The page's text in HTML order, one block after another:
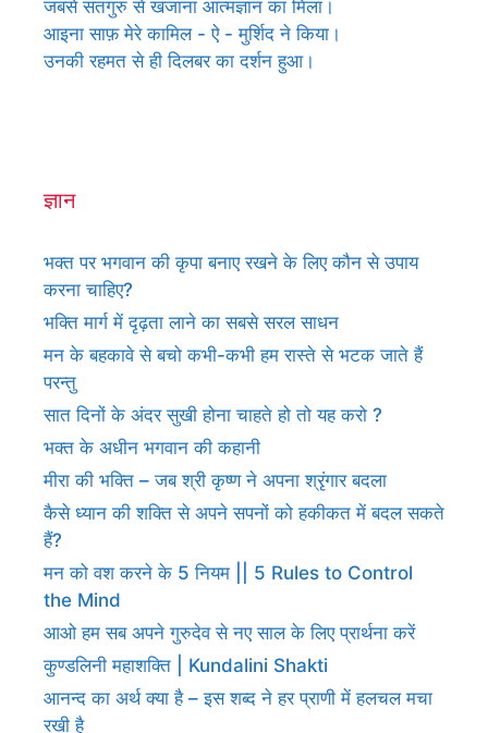
जबसे सतगुरु से खजाना आत्मज्ञान का मिला।
आइना साफ़ मेरे कामिल - ऐ - मुर्शिद ने किया।
उनकी रहमत से ही दिलबर का दर्शन हुआ।
ज्ञान
भक्त पर भगवान की कृपा बनाए रखने के लिए कौन से उपाय
करना चाहिए?
भक्ति मार्ग में दृढ़ता लाने का सबसे सरल साधन
मन के बहकावे से बचो कभी-कभी हम रास्ते से भटक जाते हैं
परन्तु
सात दिनों के अंदर सुखी होना चाहते हो तो यह करो ?
भक्त के अधीन भगवान की कहानी
मीरा की भक्ति – जब श्री कृष्ण ने अपना श्रृंगार बदला
कैसे ध्यान की शक्ति से अपने सपनों को हकीकत में बदल सकते
हैं?
मन को वश करने के 5 नियम || 5 Rules to Control
the Mind
आओ हम सब अपने गुरुदेव से नए साल के लिए प्रार्थना करें
कुण्डलिनी महाशक्ति | Kundalini Shakti
आनन्द का अर्थ क्या है – इस शब्द ने हर प्राणी में हलचल मचा
रखी है